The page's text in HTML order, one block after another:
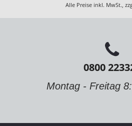
Alle Preise inkl. MwSt.,
0800
Montag - Freitag